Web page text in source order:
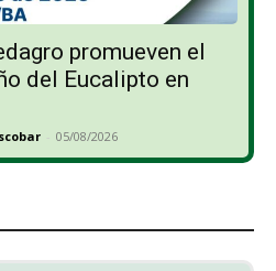
promueven el
del Eucalipto en
- 05/08/2026